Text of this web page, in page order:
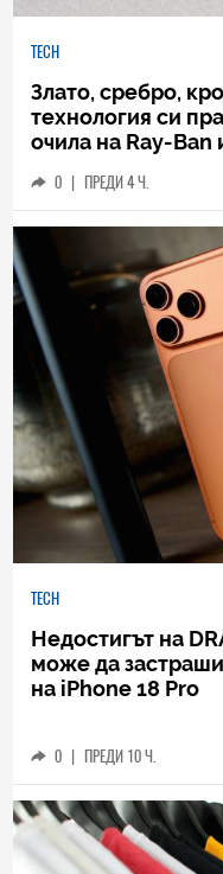
TECH
Злато, сребро,
технология си
очила на Ray-Ban
0 | ПРЕДИ 4 Ч.
TECH
Недостигът на
може да
на iPhone 18 Pro
0 | ПРЕДИ 10 Ч.